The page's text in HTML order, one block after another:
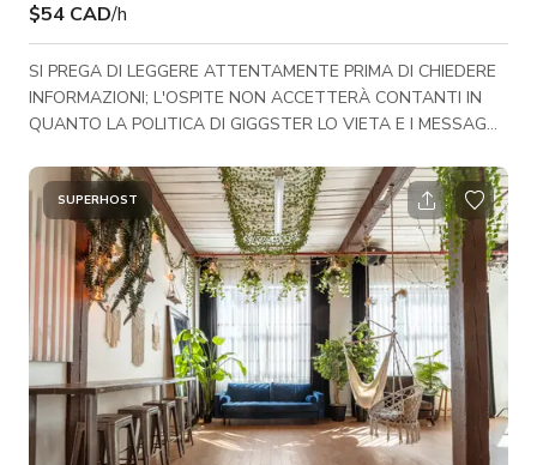
$54 CAD/h
SI PREGA DI LEGGERE ATTENTAMENTE PRIMA DI CHIEDERE
INFORMAZIONI; L'OSPITE NON ACCETTERÀ CONTANTI IN
QUANTO LA POLITICA DI GIGGSTER LO VIETA E I MESSAGGI
(ultimo aggiornamento) Attenzione appassionati di fotografia
di Toronto (massimo 6 ospiti)!!! Splendido loft hard al piano
terra nel centro di Toronto. Unità angolare con esposizione
sud-est e soffitti alti 16 piedi. Caratteristiche: mattoni rossi e
beige, pavimenti in legno scuro, finestre far
SUPERHOST